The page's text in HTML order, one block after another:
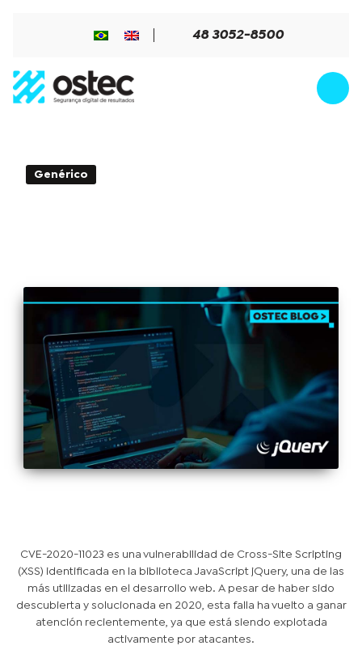
48 3052-8500
Genérico
CVE-2020-11023 es una vulnerabilidad de Cross-Site Scripting
(XSS) identificada en la biblioteca JavaScript jQuery, una de las
más utilizadas en el desarrollo web. A pesar de haber sido
descubierta y solucionada en 2020, esta falla ha vuelto a ganar
atención recientemente, ya que está siendo explotada
activamente por atacantes.